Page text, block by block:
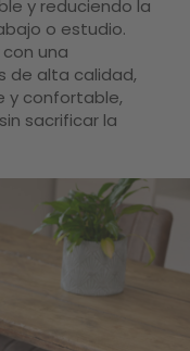
y reduciendo la
o estudio.
con una
de alta calidad,
y confortable,
sacrificar la